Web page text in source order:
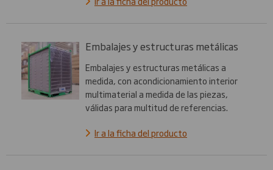
Embalajes y estructuras metálicas
Embalajes y estructuras metálicas a
medida, con acondicionamiento interior
multimaterial a medida de las piezas,
válidas para multitud de referencias.
Ir a la ficha del producto